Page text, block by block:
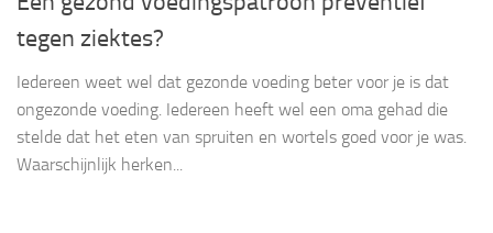
tegen ziektes?
Iedereen weet wel dat gezonde voeding beter voor je is dat
ongezonde voeding. Iedereen heeft wel een oma gehad die
stelde dat het eten van spruiten en wortels goed voor je was.
Waarschijnlijk herken...